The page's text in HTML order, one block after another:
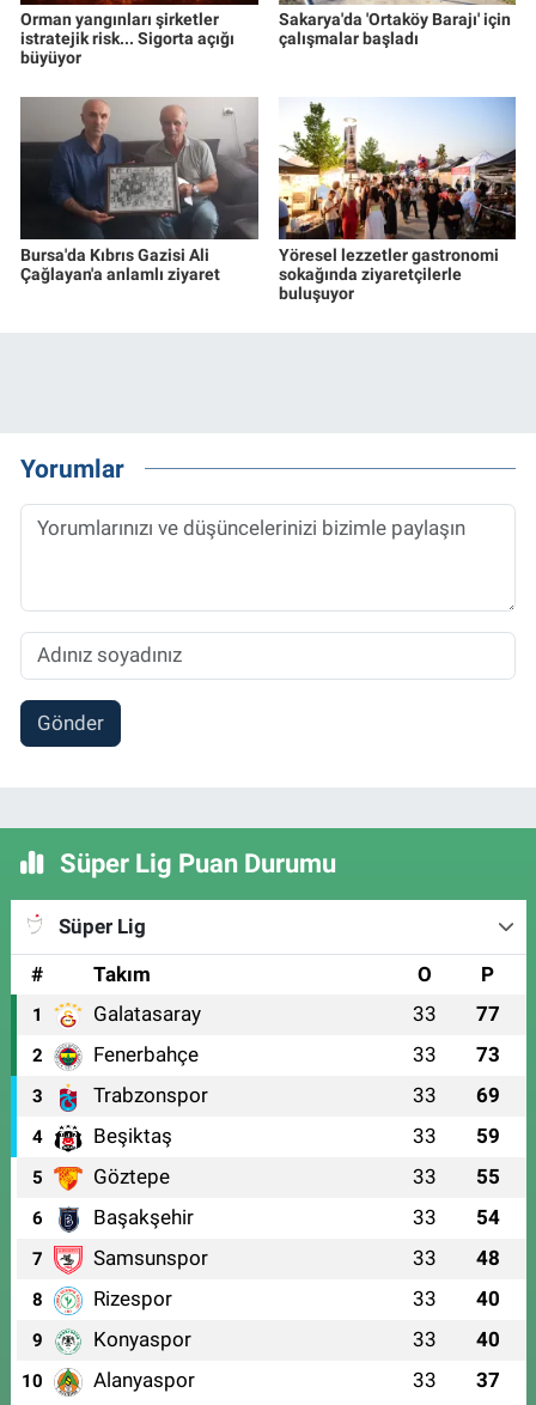
Orman yangınları şirketler
istratejik risk... Sigorta açığı
büyüyor
Sakarya'da 'Ortaköy Barajı' için
çalışmalar başladı
Bursa'da Kıbrıs Gazisi Ali
Çağlayan'a anlamlı ziyaret
Yöresel lezzetler gastronomi
sokağında ziyaretçilerle
buluşuyor
Yorumlar
Gönder
Süper Lig Puan Durumu
Süper Lig
#
Takım O P
1 Galatasaray 33 77
2 Fenerbahçe 33 73
3 Trabzonspor 33 69
4 Beşiktaş 33 59
5 Göztepe 33 55
6 Başakşehir 33 54
7 Samsunspor 33 48
8 Rizespor 33 40
9 Konyaspor 33 40
10 Alanyaspor 33 37